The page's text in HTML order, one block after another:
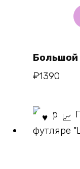
Большой
₽1390